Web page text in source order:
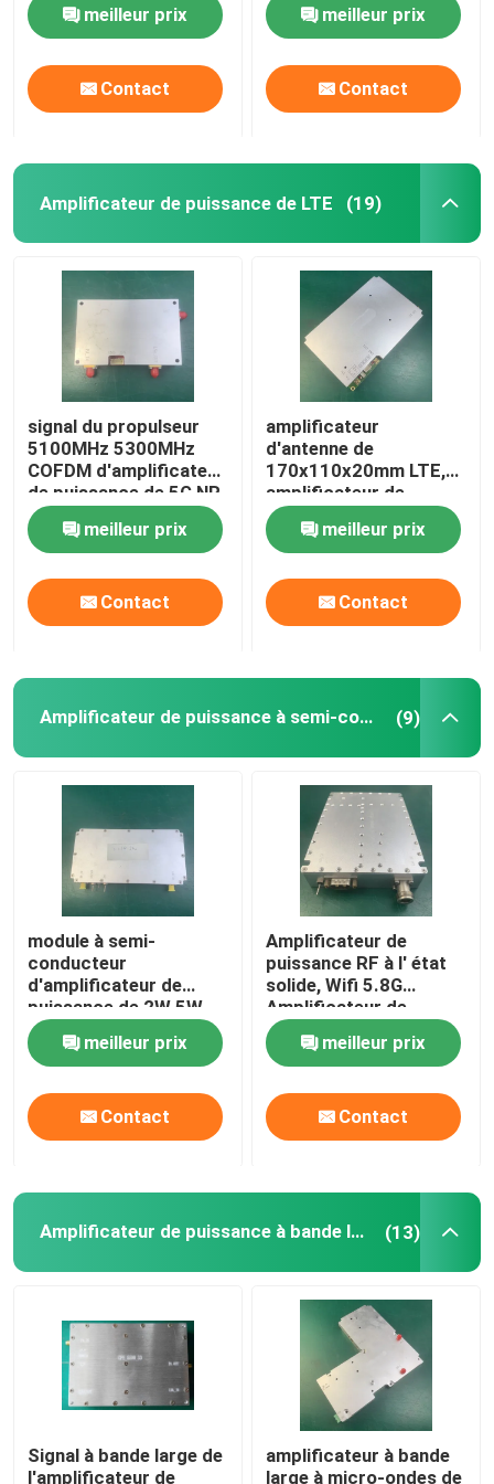
Aperçu
Produits
A propos de nous
Visite d'usine
Contrôle de la qualité
amplificateur de puissance de rf
Amplificateur de puissance de LTE
Amplificateur de puissance à semi-conducteur
Amplificateur de puissance à bande large
Amplificateur de télécom
répétiteur mobile de signal
Amplificateur de puissance sans fil
module d'amplificateur de puissance de rf
Propulseur de WiFi Wlan
brouilleur de GPS
meilleur prix
Contact
COFDMmeilleur prix
Contact
Amplificateur de puissance de LTE (19)
signal du propulseur
5100MHz 5300MHz
COFDM d'amplificateur
de puissance de 5G NR
FR1 LTE
meilleur prix
Contact
amplificateur
d'antenne de
170x110x20mm LTE,
amplificateur de
puissance léger d'à
haute fréquence rf
meilleur prix
Contact
Amplificateur de puissance à semi-conducteur (9)
module à semi-
conducteur
d'amplificateur de
puissance de 2W 5W
10W rf 1000MHz
1500MHz avec SMA
Conncetor
meilleur prix
Contact
Amplificateur de
puissance RF à l' état
solide, Wifi 5.8G
Amplificateur de
courant élevé
meilleur prix
Contact
Amplificateur de puissance à bande large (13)
Signal à bande large de
l'amplificateur de
amplificateur à bande
large à micro-ondes de